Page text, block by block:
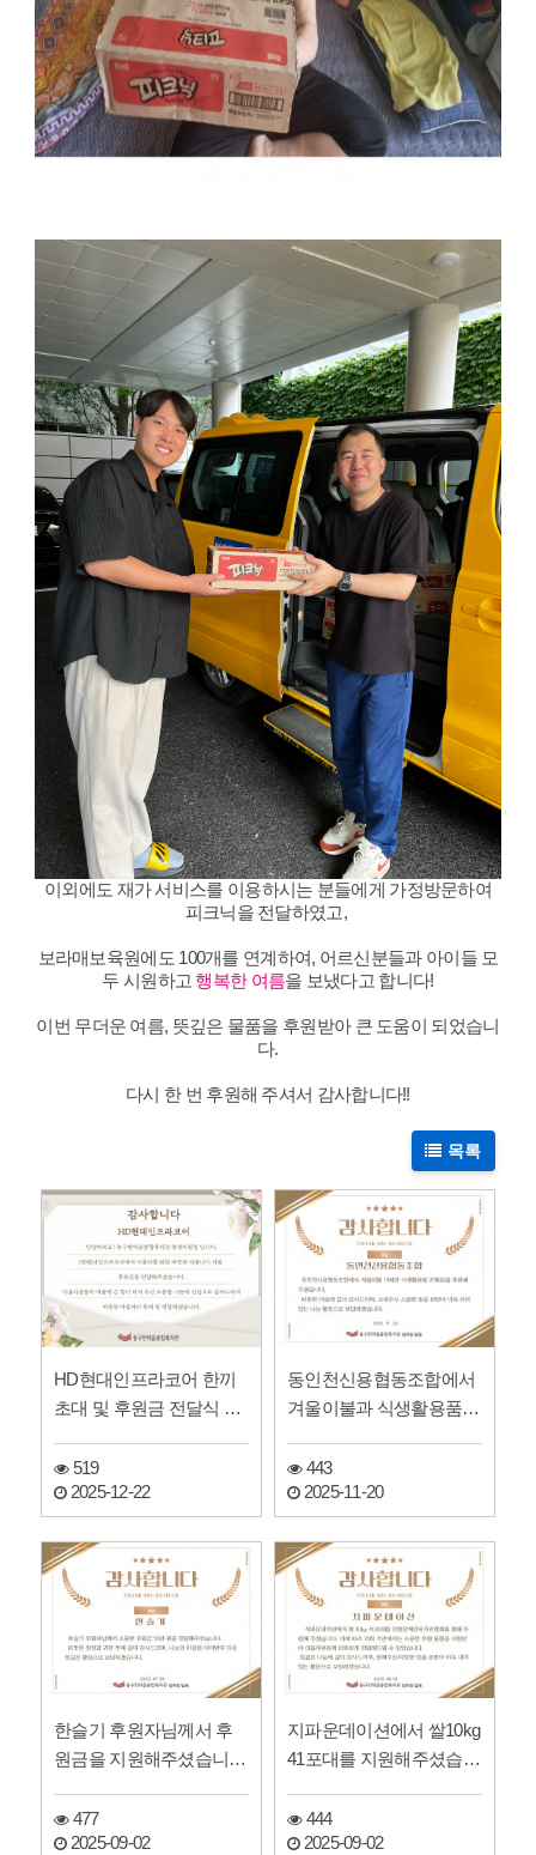
이외에도 재가 서비스를 이용하시는 분들에게 가정방문하여
피크닉을 전달하였고,
보라매보육원에도 100개를 연계하여, 어르신분들과 아이들 모
두 시원하고 행복한 여름을 보냈다고 합니다!
이번 무더운 여름, 뜻깊은 물품을 후원받아 큰 도움이 되었습니
다.
다시 한 번 후원해 주셔서 감사합니다!!
목록
HD현대인프라코어 한끼
초대 및 후원금 전달식 참
519
2025-12-22
동인천신용협동조합에서
겨울이불과 식생활용품을
443
2025-11-20
한슬기 후원자님께서 후
원금을 지원해주셨습니
477
2025-09-02
지파운데이션에서 쌀10kg
41포대를 지원해주셨습니
444
2025-09-02